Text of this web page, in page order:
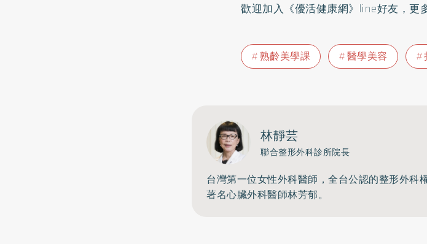
歡迎加入 《優活健康網》line好友 ，更
熟齡美學課 醫學美容
林靜芸
聯合整形外科診所院長
台灣第一位女性外科醫師，全台公認的整形外科
著名心臟外科醫師林芳郁。